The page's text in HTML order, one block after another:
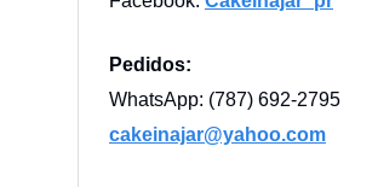
Pedidos:
WhatsApp: (787) 692-2795
cakeinajar@yahoo.com